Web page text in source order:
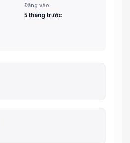
Đăng vào
5 tháng trước